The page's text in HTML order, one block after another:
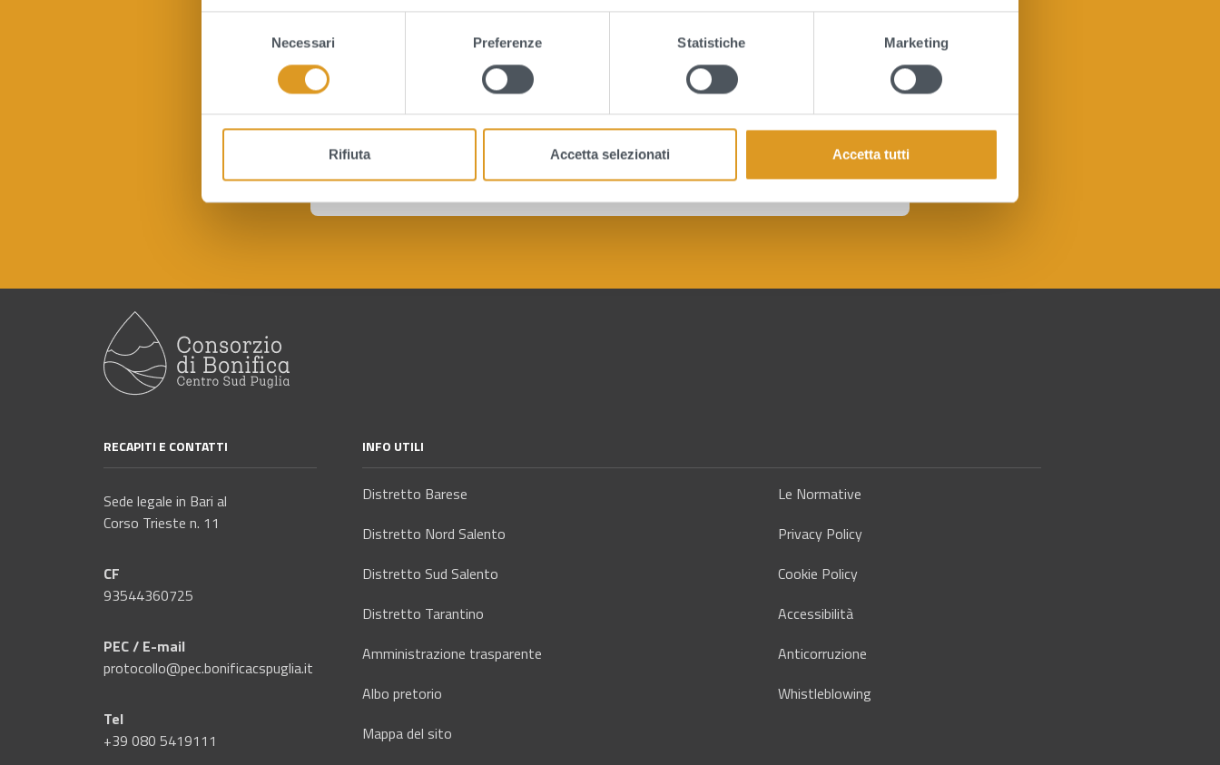
e
s
e
Necessari Preferenze Statistiche Marketing
Rifiuta Accetta selezionati Accetta tutti
Quanto sono chiare le informazioni su questa pagina?
RECAPITI E CONTATTI
Sede legale in Bari al
Corso Trieste n. 11
CF
93544360725
PEC / E-mail
protocollo@pec.bonificacspuglia.it
Tel
+39 080 5419111
INFO UTILI
Distretto Barese
Distretto Nord Salento
Distretto Sud Salento
Distretto Tarantino
Amministrazione trasparente
Albo pretorio
Mappa del sito
Le Normative
Privacy Policy
Cookie Policy
Accessibilità
Anticorruzione
Whistleblowing